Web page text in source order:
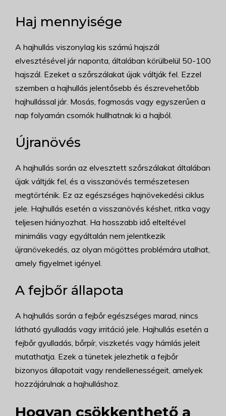
Haj mennyisége
A hajhullás viszonylag kis számú hajszál
elvesztésével jár naponta, általában körülbelül 50-100
hajszál. Ezeket a szőrszálakat újak váltják fel. Ezzel
szemben a hajhullás jelentősebb és észrevehetőbb
hajhullással jár. Mosás, fogmosás vagy egyszerűen a
nap folyamán csomók hullhatnak ki a hajból.
Újranövés
A hajhullás során az elvesztett szőrszálakat általában
újak váltják fel, és a visszanövés természetesen
megtörténik. Ez az egészséges hajnövekedési ciklus
jele. Hajhullás esetén a visszanövés késhet, ritka vagy
teljesen hiányozhat. Ha hosszabb idő elteltével
minimális vagy egyáltalán nem jelentkezik
újranövekedés, az olyan mögöttes problémára utalhat,
amely figyelmet igényel.
A fejbőr állapota
A hajhullás során a fejbőr egészséges marad, nincs
látható gyulladás vagy irritáció jele. Hajhullás esetén a
fejbőr gyulladás, bőrpír, viszketés vagy hámlás jeleit
mutathatja. Ezek a tünetek jelezhetik a fejbőr
bizonyos állapotait vagy rendellenességeit, amelyek
hozzájárulnak a hajhulláshoz.
Hogyan csökkenthető a